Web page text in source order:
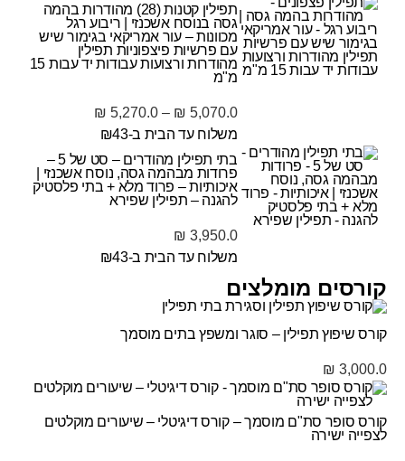
תפילין קטנות (28) מהודרות בהמה
גסה בנוסח אשכנזי | ריבוע רגל
מכוונות – עור אמריקאי בגימור שיש
עם פרשיות פיצפוניות תפילין
מהודרות ורצועות עבודות יד עבות 15
מ"מ
5,070.0
₪
–
5,270.0
₪
משלוח עד הבית ב-₪43
בתי תפילין מהודרים – סט של 5 –
פרודות מבהמה גסה, נוסח אשכנזי |
איכותיות – פרוד מלא + בתי פלסטיק
להגנה – תפילין שפירא
3,950.0
₪
משלוח עד הבית ב-₪43
קורסים מומלצים
קורס שיפוץ תפילין – סוגר ומשפץ בתים מוסמך
3,000.0
₪
קורס סופר סת"ם מוסמך – קורס דיגיטלי – שיעורים מוקלטים
לצפייה ישירה